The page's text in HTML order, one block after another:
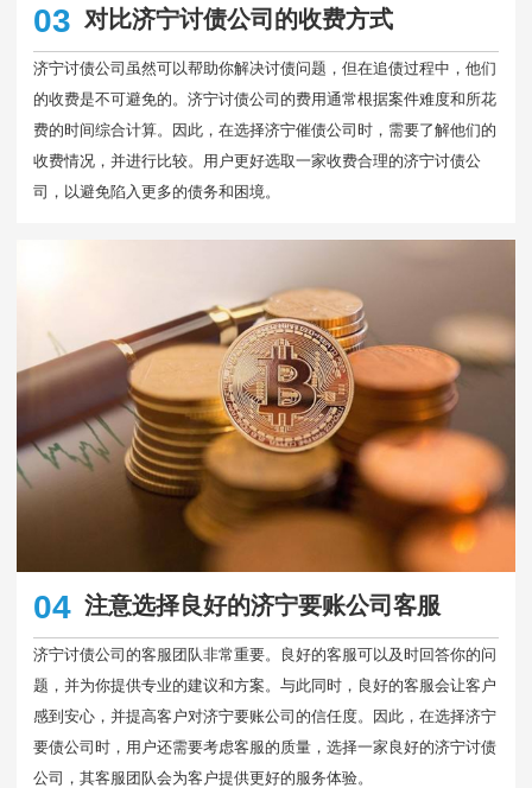
03 对比济宁讨债公司的收费方式
济宁讨债公司虽然可以帮助你解决讨债问题，但在追债过程中，他们
的收费是不可避免的。济宁讨债公司的费用通常根据案件难度和所花
费的时间综合计算。因此，在选择济宁催债公司时，需要了解他们的
收费情况，并进行比较。用户更好选取一家收费合理的济宁讨债公
司，以避免陷入更多的债务和困境。
04 注意选择良好的济宁要账公司客服
济宁讨债公司的客服团队非常重要。良好的客服可以及时回答你的问
题，并为你提供专业的建议和方案。与此同时，良好的客服会让客户
感到安心，并提高客户对济宁要账公司的信任度。因此，在选择济宁
要债公司时，用户还需要考虑客服的质量，选择一家良好的济宁讨债
公司，其客服团队会为客户提供更好的服务体验。